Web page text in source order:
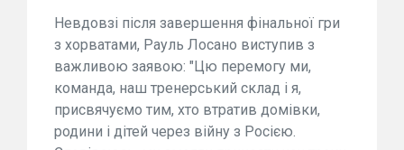
Невдовзі після завершення фінальної гри
з хорватами, Рауль Лосано виступив з
важливою заявою: "Цю перемогу ми,
команда, наш тренерський склад і я,
присвячуємо тим, хто втратив домівки,
родини і дітей через війну з Росією.